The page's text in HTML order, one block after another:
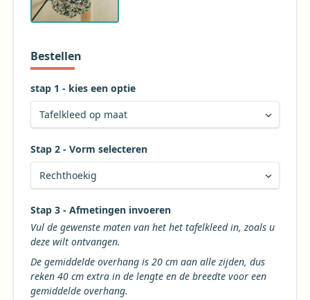
keuze: 100% hernieuwbaar polyester en volledig
recyclebaar. Praktisch: wasbaar tot 60°C en geschikt
Bestellen
stap 1 - kies een optie
Stap 2 - Vorm selecteren
Kies de gewenste vorm voor uw tafelkleed
Stap 3 - Afmetingen invoeren
Vul de gewenste maten van het het tafelkleed in, zoals u
deze wilt ontvangen.
De gemiddelde overhang is 20 cm aan alle zijden, dus
reken 40 cm extra in de lengte en de breedte voor een
gemiddelde overhang.